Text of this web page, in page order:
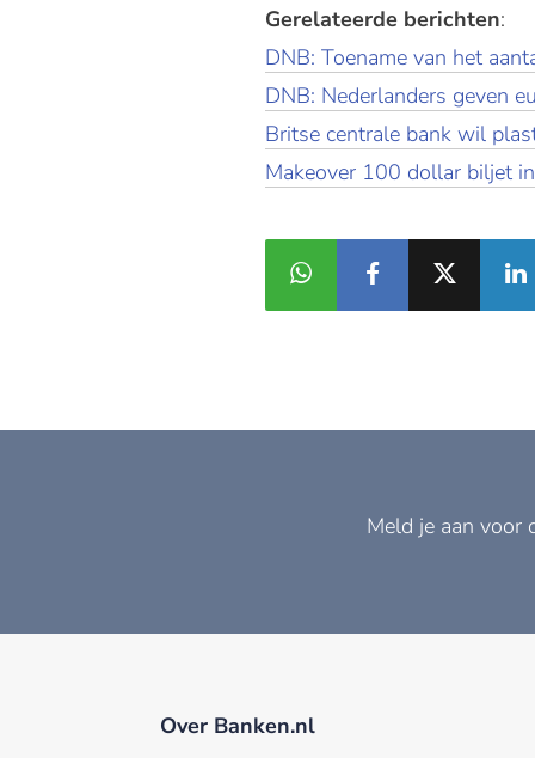
Gerelateerde berichten:
DNB: Toename van het
DNB: Nederlanders geven
Britse centrale bank wil
Makeover 100 dollar biljet
Meld je aan voor
Over Banken.nl